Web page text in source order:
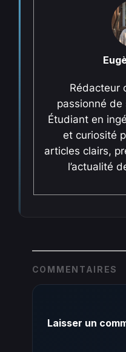
Rédacteur
passionné de
Étudiant en
et curiosité
articles clairs,
l’actualité
COMMENTAIRES
Laisser un